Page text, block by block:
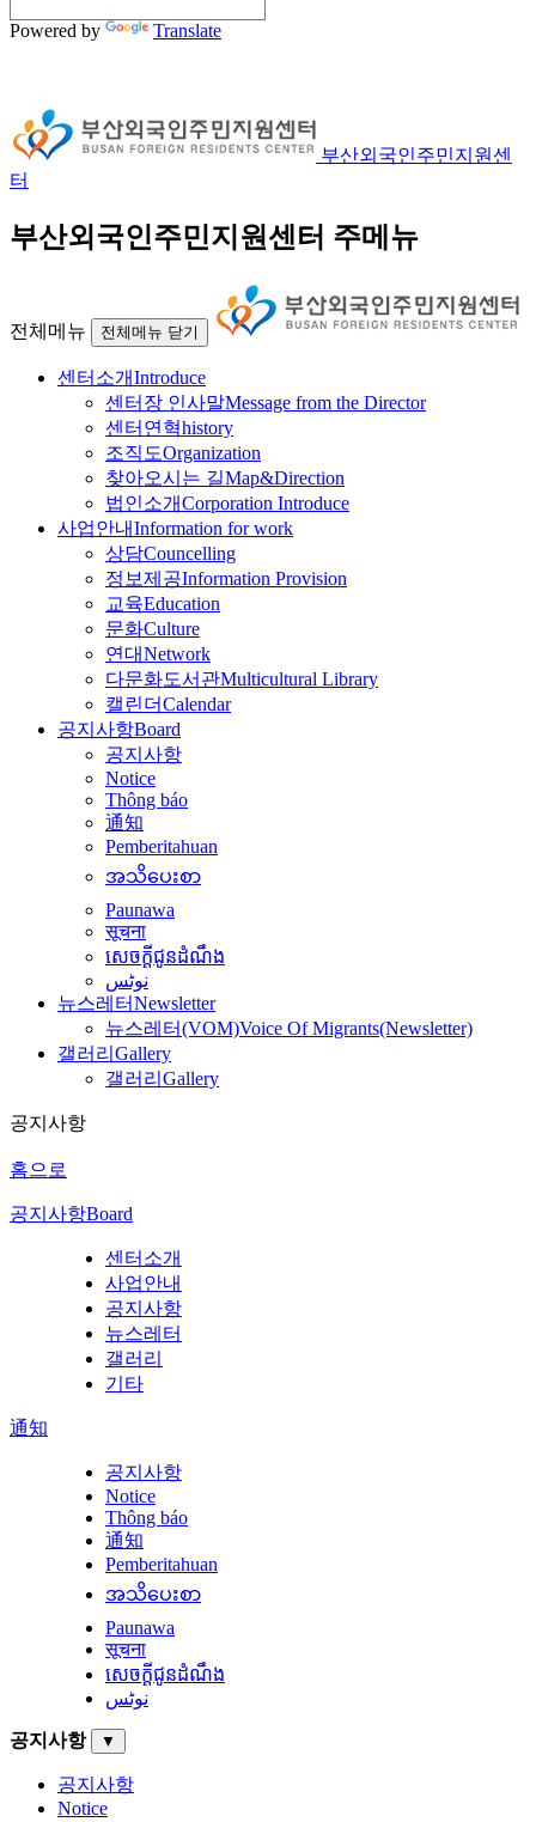
Powered by Translate
부산외국인주민지원센
터
부산외국인주민지원센터 주메뉴
전체메뉴 전체메뉴 닫기
센터소개Introduce
센터장 인사말Message from the Director
센터연혁history
조직도Organization
찾아오시는 길Map&Direction
법인소개Corporation Introduce
사업안내Information for work
상담Councelling
정보제공Information Provision
교육Education
문화Culture
연대Network
다문화도서관Multicultural Library
캘린더Calendar
공지사항Board
공지사항
Notice
Thông báo
通知
Pemberitahuan
အသိပေးစာ
Paunawa
सूचना
សេចក្តីជូនដំណឹង
نوٹس
뉴스레터Newsletter
뉴스레터(VOM)Voice Of Migrants(Newsletter)
갤러리 Gallery
갤러리 Gallery
공지사항
홈으로
공지사항Board
센터소개
사업안내
공지사항
뉴스레터
갤러리
기타
通知
공지사항
Notice
Thông báo
通知
Pemberitahuan
အသိပေးစာ
Paunawa
सूचना
សេចក្តីជូនដំណឹង
نوٹس
공지사항 ▼
공지사항
Notice